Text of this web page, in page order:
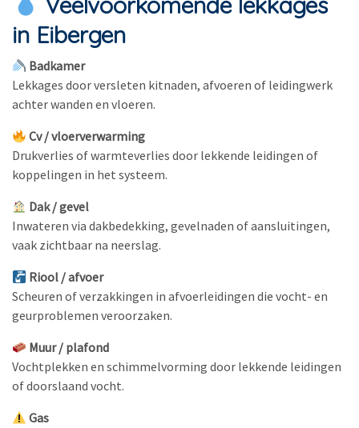
in Eibergen
Badkamer
Lekkages door versleten kitnaden, afvoeren of leidingwerk
achter wanden en vloeren.
Cv / vloerverwarming
Drukverlies of warmteverlies door lekkende leidingen of
koppelingen in het systeem.
Dak / gevel
Inwateren via dakbedekking, gevelnaden of aansluitingen,
vaak zichtbaar na neerslag.
Riool / afvoer
Scheuren of verzakkingen in afvoerleidingen die vocht- en
geurproblemen veroorzaken.
Muur / plafond
Vochtplekken en schimmelvorming door lekkende leidingen
of doorslaand vocht.
Gas